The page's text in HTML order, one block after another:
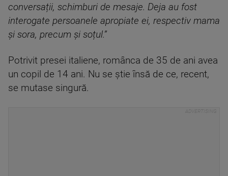
conversații, schimburi de mesaje. Deja au fost
interogate persoanele apropiate ei, respectiv mama
și sora, precum și soțul.”
Potrivit presei italiene, românca de 35 de ani avea
un copil de 14 ani. Nu se știe însă de ce, recent,
se mutase singură.